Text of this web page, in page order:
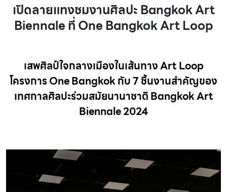
เปิดลายแทงชมงานศิลปะ Bangkok Art
Biennale ที่ One Bangkok Art Loop
เสพศิลป์ใจกลางเมืองในเส้นทาง Art Loop
โครงการ One Bangkok กับ 7 ชิ้นงานสำคัญของ
เทศกาลศิลปะร่วมสมัยนานาชาติ Bangkok Art
Biennale 2024